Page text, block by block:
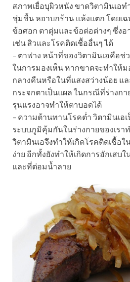
สภาพเยื่อบุผิวหนัง ขาดวิตามินเอ
ชุ่มชื้น หยาบกร้าน แห้งแตก โดยเ
ข้อศอก ตาตุ่มและข้อต่อต่างๆ ซึ่งอ
เช่น สิวและโรคติดเชื้ออื่นๆ ได้
– ตาฟาง หน้าที่ของวิตามินเอคือช่
ในการมองเห็น หากขาดจะทำให้ม
กลางคืนหรือในที่แสงสว่างน้อย แ
กระจกตาเป็นแผล ในกรณีที่ร่างกา
รุนแรงอาจทำให้ตาบอดได้
– ความต้านทานโรคต่ำ วิตามินเ
ระบบภูมิคุ้มกันในร่างกายของเรา
วิตามินเอจึงทำให้เกิดโรคติดเชื้อใ
ง่าย อีกทั้งยังทำให้เกิดการอักเสบ
และที่ต่อมน้ำลาย